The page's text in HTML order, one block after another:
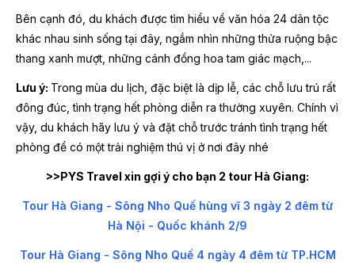
Bên cạnh đó, du khách được tìm hiểu về văn hóa 24 dân tộc
khác nhau sinh sống tại đây, ngắm nhìn những thửa ruộng bậc
thang xanh mượt, những cánh đồng hoa tam giác mạch,...
Lưu ý: Trong mùa du lịch, đặc biệt là dịp lễ, các chỗ lưu trú rất
đông đúc, tình trạng hết phòng diễn ra thường xuyên. Chính vì
vậy, du khách hãy lưu ý và đặt chỗ trước tránh tình trạng hết
phòng để có một trải nghiệm thú vị ở nơi đây nhé
>>PYS Travel xin gợi ý cho bạn 2 tour Hà Giang:
Tour Hà Giang - Sông Nho Quế hùng vĩ 3 ngày 2 đêm từ
Hà Nội - Quốc khánh 2/9
Tour Hà Giang - Sông Nho Quế 4 ngày 4 đêm từ TP.HCM